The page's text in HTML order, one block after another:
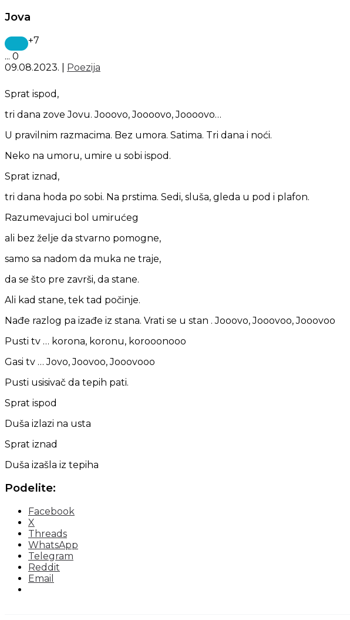
Jova
+7
... 0
09.08.2023.
Poezija
Sprat ispod,
tri dana zove Jovu. Jooovo, Joooovo, Joooovo…
U pravilnim razmacima. Bez umora. Satima. Tri dana i noći.
Neko na umoru, umire u sobi ispod.
Sprat iznad,
tri dana hoda po sobi. Na prstima. Sedi, sluša, gleda u pod i plafon.
Razumevajuci bol umirućeg
ali bez želje da stvarno pomogne,
samo sa nadom da muka ne traje,
da se što pre završi, da stane.
Ali kad stane, tek tad počinje.
Nađe razlog pa izađe iz stana. Vrati se u stan . Jooovo, Jooovoo, Jooovoo
Pusti tv … korona, koronu, korooonooo
Gasi tv … Jovo, Joovoo, Jooovooo
Pusti usisivač da tepih pati.
Sprat ispod
Duša izlazi na usta
Sprat iznad
Duša izašla iz tepiha
Podelite:
Facebook
X
Threads
WhatsApp
Telegram
Reddit
Email